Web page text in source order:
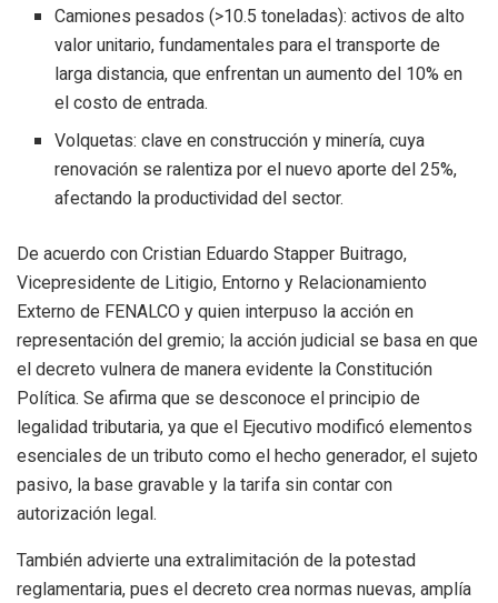
Camiones pesados (>10.5 toneladas): activos de alto
valor unitario, fundamentales para el transporte de
larga distancia, que enfrentan un aumento del 10% en
el costo de entrada.
Volquetas: clave en construcción y minería, cuya
renovación se ralentiza por el nuevo aporte del 25%,
afectando la productividad del sector.
De acuerdo con Cristian Eduardo Stapper Buitrago,
Vicepresidente de Litigio, Entorno y Relacionamiento
Externo de FENALCO y quien interpuso la acción en
representación del gremio; la acción judicial se basa en que
el decreto vulnera de manera evidente la Constitución
Política. Se afirma que se desconoce el principio de
legalidad tributaria, ya que el Ejecutivo modificó elementos
esenciales de un tributo como el hecho generador, el sujeto
pasivo, la base gravable y la tarifa sin contar con
autorización legal.
También advierte una extralimitación de la potestad
reglamentaria, pues el decreto crea normas nuevas, amplía